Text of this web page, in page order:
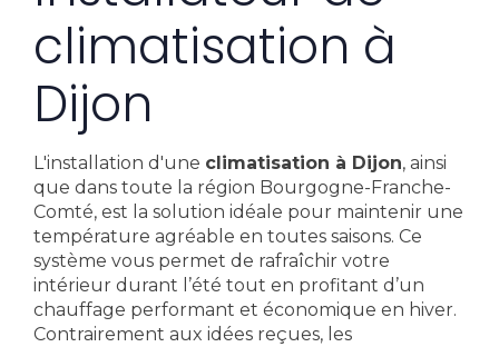
climatisation à
Dijon
L'installation d'une climatisation à Dijon, ainsi
que dans toute la région Bourgogne-Franche-
Comté, est la solution idéale pour maintenir une
température agréable en toutes saisons. Ce
système vous permet de rafraîchir votre
intérieur durant l’été tout en profitant d’un
chauffage performant et économique en hiver.
Contrairement aux idées reçues, les